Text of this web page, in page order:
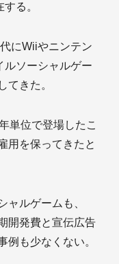
る。
にWiiやニンテン
ルソーシャルゲー
てきた。
単位で登場したこ
用を保ってきたと
ャルゲームも、
開発費と宣伝広告
例も少なくない。